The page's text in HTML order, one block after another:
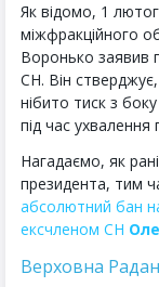
Як відомо, 1
міжфракційного
Воронько заявив
СН. Він
нібито тиск з
під час ухвалення
Нагадаємо, як
президента, тим
абсолютний бан
ексчленом СН
Верховна Рада